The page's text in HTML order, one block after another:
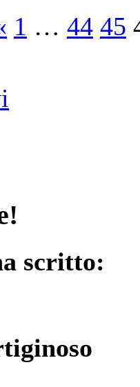
1 … 44 45
scritto: